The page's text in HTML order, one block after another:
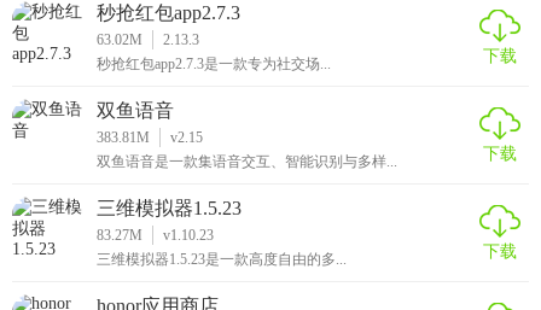
秒抢红包app2.7.3
63.02M
2.13.3
秒抢红包app2.7.3是一款专为社交场...
下载
双鱼语音
383.81M
v2.15
双鱼语音是一款集语音交互、智能识别与多样...
下载
三维模拟器1.5.23
83.27M
v1.10.23
三维模拟器1.5.23是一款高度自由的多...
下载
honor应用商店